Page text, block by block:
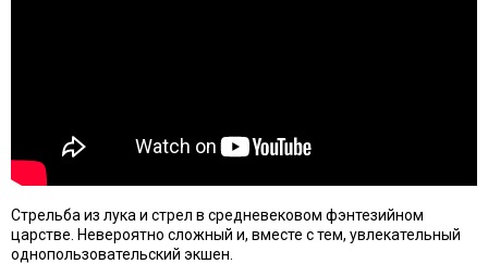
Стрельба из лука и стрел в средневековом фэнтезийном
царстве. Невероятно сложный и, вместе с тем, увлекательный
однопользовательский экшен.